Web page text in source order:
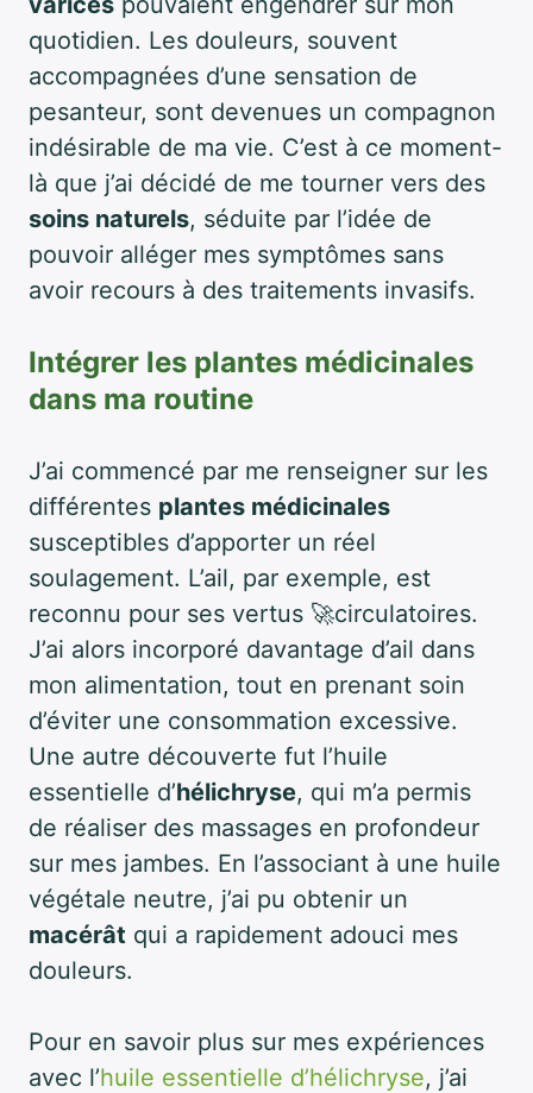
quotidien. Les douleurs, souvent
accompagnées d’une sensation de
pesanteur, sont devenues un compagnon
indésirable de ma vie. C’est à ce moment-
là que j’ai décidé de me tourner vers des
soins naturels, séduite par l’idée de
pouvoir alléger mes symptômes sans
avoir recours à des traitements invasifs.
Intégrer les plantes médicinales
dans ma routine
J’ai commencé par me renseigner sur les
différentes plantes médicinales
susceptibles d’apporter un réel
soulagement. L’ail, par exemple, est
reconnu pour ses vertus 🚀circulatoires.
J’ai alors incorporé davantage d’ail dans
mon alimentation, tout en prenant soin
d’éviter une consommation excessive.
Une autre découverte fut l’huile
essentielle d’hélichryse, qui m’a permis
de réaliser des massages en profondeur
sur mes jambes. En l’associant à une huile
végétale neutre, j’ai pu obtenir un
macérât qui a rapidement adouci mes
douleurs.
Pour en savoir plus sur mes expériences
avec l’huile essentielle d’hélichryse, j’ai